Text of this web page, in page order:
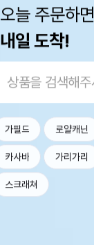
오늘 주문하면
내일 도착!
가필드 로얄캐닌
카사바 가리가리
스크래쳐